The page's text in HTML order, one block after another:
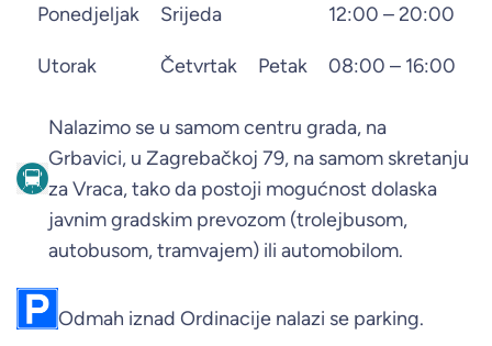
Ponedjeljak Srijeda 12:00 – 20:00
Utorak Četvrtak Petak 08:00 – 16:00
Nalazimo se u samom centru grada, na
Grbavici, u Zagrebačkoj 79, na samom skretanju
za Vraca, tako da postoji mogućnost dolaska
javnim gradskim prevozom (trolejbusom,
autobusom, tramvajem) ili automobilom.
Odmah iznad Ordinacije nalazi se parking.